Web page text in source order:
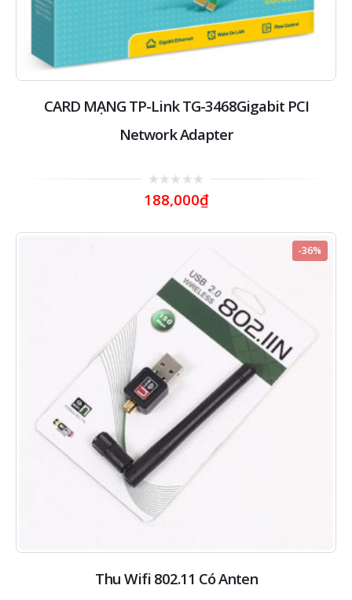
CARD MẠNG TP-Link TG-3468Gigabit PCI
Network Adapter
0
out
188,000₫
-36%
Thu Wifi 802.11 Có Anten